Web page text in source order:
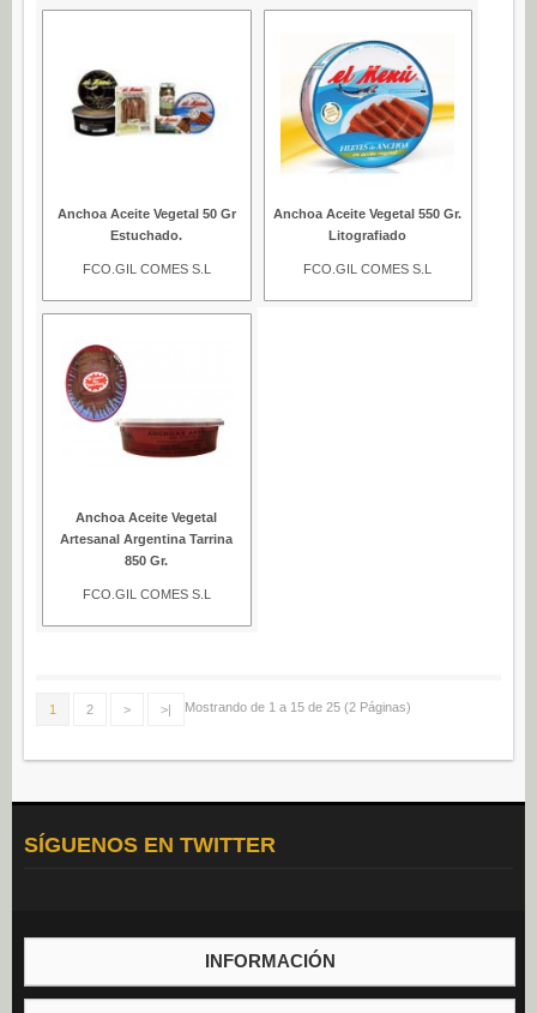
Anchoa Aceite Vegetal 50 Gr
Estuchado.
FCO.GIL COMES S.L
Anchoa Aceite Vegetal 550 Gr.
Litografiado
FCO.GIL COMES S.L
Anchoa Aceite Vegetal
Artesanal Argentina Tarrina
850 Gr.
FCO.GIL COMES S.L
1 2 > >| Mostrando de 1 a 15 de 25 (2 Páginas)
SÍGUENOS EN TWITTER
INFORMACIÓN